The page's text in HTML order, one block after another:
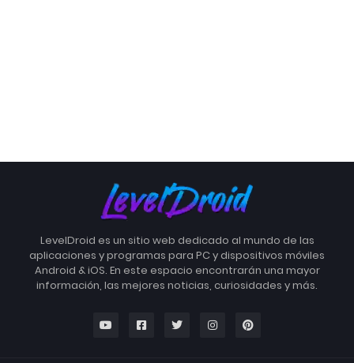
LevelDroid es un sitio web dedicado al mundo de las
aplicaciones y programas para PC y dispositivos móviles
Android & iOS. En este espacio encontrarán una mayor
información, las mejores noticias, curiosidades y más.